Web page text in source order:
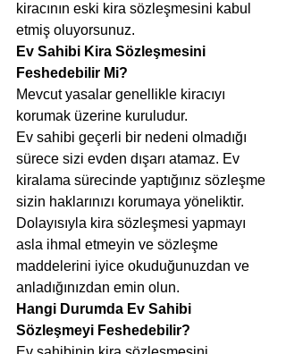
kiracının eski kira sözleşmesini kabul
etmiş oluyorsunuz.
Ev Sahibi Kira Sözleşmesini
Feshedebilir Mi?
Mevcut yasalar genellikle kiracıyı
korumak üzerine kuruludur.
Ev sahibi geçerli bir nedeni olmadığı
sürece sizi evden dışarı atamaz. Ev
kiralama sürecinde yaptığınız sözleşme
sizin haklarınızı korumaya yöneliktir.
Dolayısıyla kira sözleşmesi yapmayı
asla ihmal etmeyin ve sözleşme
maddelerini iyice okuduğunuzdan ve
anladığınızdan emin olun.
Hangi Durumda Ev Sahibi
Sözleşmeyi Feshedebilir?